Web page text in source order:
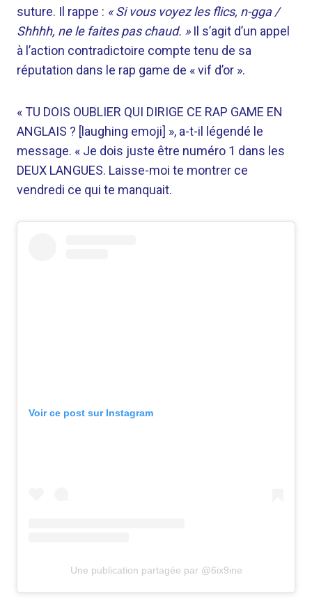
suture. Il rappe : « Si vous voyez les flics, n-gga /
Shhhh, ne le faites pas chaud. »Il s’agit d’un appel
à l’action contradictoire compte tenu de sa
réputation dans le rap game de « vif d’or ».
« TU DOIS OUBLIER QUI DIRIGE CE RAP GAME EN
ANGLAIS ? [laughing emoji] », a-t-il légendé le
message. « Je dois juste être numéro 1 dans les
DEUX LANGUES. Laisse-moi te montrer ce
vendredi ce qui te manquait.
Voir ce post sur Instagram
Une publication partagée par @6ix9ine